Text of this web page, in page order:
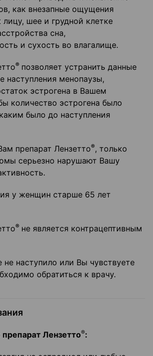
как внезапные ощущения
шее и грудной клетке
сна,
и сухость во влагалище.
® позволяет устранить данные
наступления менопаузы,
эстрогена в Вашем
количество эстрогена было
было до наступления
препарат Лензетто®, только
серьезно нарушают Вашу
у женщин старше 65 лет
® не является контрацептивным
не наступило или Вы чувствуете
обратиться к врачу.
Лензетто®: